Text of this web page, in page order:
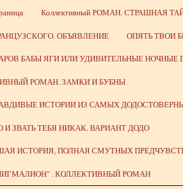
Коллективный РОМАН. СТРАШНАЯ
ОБЪЯВЛЕНИЕ ОПЯТЬ ТВОИ
БАБЫ ЯГИ ИЛИ УДИВИТЕЛЬНЫЕ НОЧНЫЕ
РОМАН. ЗАМКИ И БУБНЫ
ИСТОРИИ ИЗ САМЫХ
И ЗВАТЬ ТЕБЯ НИКАК. ВАРИАНТ ДОДО
ИСТОРИЯ, ПОЛНАЯ СМУТНЫХ
. КОЛЛЕКТИВНЫЙ РОМАН